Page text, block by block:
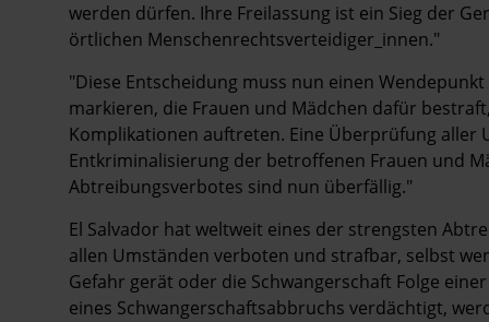
werden dürfen. Ihre Freilassung ist ein Sieg der
örtlichen Menschenrechtsverteidiger_innen."
"Diese Entscheidung muss nun einen
markieren, die Frauen und Mädchen dafür
Komplikationen auftreten. Eine Überprüfung aller
Entkriminalisierung der betroffenen Frauen und
Abtreibungsverbotes sind nun überfällig."
El Salvador hat weltweit eines der strengsten
allen Umständen verboten und strafbar, selbst
Gefahr gerät oder die Schwangerschaft Folge
eines Schwangerschaftsabbruchs verdächtigt,